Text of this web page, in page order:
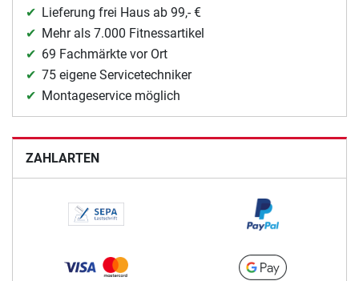
Lieferung frei Haus ab 99,- €
Mehr als 7.000 Fitnessartikel
69 Fachmärkte vor Ort
75 eigene Servicetechniker
Montageservice möglich
ZAHLARTEN